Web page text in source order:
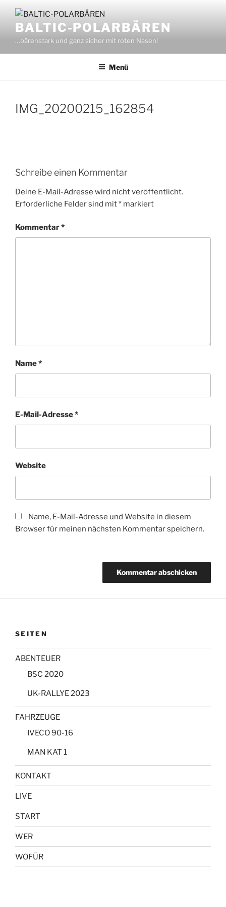
Inhalt
springenBALTIC-POLARBÄREN
…bärenstark und ganz sicher mit roten Nasen!
Menü
IMG_20200215_162854
Schreibe einen Kommentar
Deine E-Mail-Adresse wird nicht veröffentlicht.
Erforderliche Felder sind mit* markiert
Kommentar*
Name*
E-Mail-Adresse*
Website
Name, E-Mail-Adresse und Website in diesem
Browser für meinen nächsten Kommentar speichern.
SEITEN
ABENTEUER
BSC 2020
UK-RALLYE 2023
FAHRZEUGE
IVECO 90-16
MAN KAT 1
KONTAKT
LIVE
START
WER
WOFÜR